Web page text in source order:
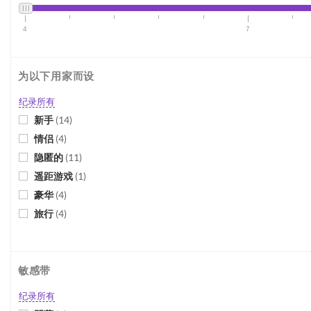
4 7
为以下用家而设
纪录所有
新手 (14)
情侣 (4)
隐匿的 (11)
遥距游戏 (1)
豪华(4)
旅行(4)
敏感带
纪录所有